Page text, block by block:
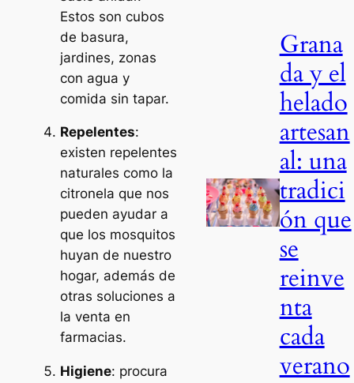
Estos son cubos
de basura,
jardines, zonas
con agua y
comida sin tapar.
Repelentes:
existen repelentes
naturales como la
citronela que nos
pueden ayudar a
que los mosquitos
huyan de nuestro
hogar, además de
otras soluciones a
la venta en
farmacias.
Higiene: procura
Grana
da y el
helado
artesan
al: una
tradici
ón que
se
reinve
nta
cada
verano